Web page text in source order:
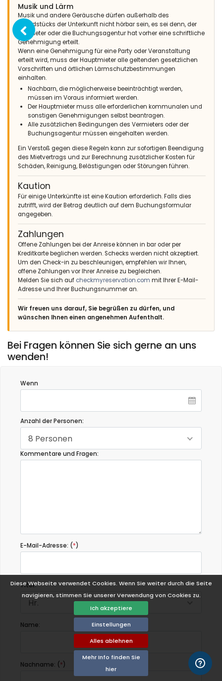
Diese Webseite verwendet Cookies. Wenn Sie weiter durch die Seite
navigieren, stimmen Sie unserer Verwendung von Cookies zu.
Ich akzeptiere
Einstellungen
Alles ablehnen
Mehr Info finden Sie
hier
Musik und Lärm
Musik und andere Geräusche dürfen außerhalb des
Grundstücks der Unterkunft nicht hörbar sein, es sei denn, der
Vermieter oder die Buchungsagentur hat vorher eine schriftliche
Genehmigung erteilt.
Wenn eine Genehmigung für eine Party oder Veranstaltung
erteilt wird, muss der Hauptmieter alle geltenden gesetzlichen
Vorschriften und örtlichen Lärmschutzbestimmungen
einhalten.
Nachbarn, die möglicherweise beeinträchtigt werden,
müssen im Voraus informiert werden.
Der Hauptmieter muss alle erforderlichen kommunalen und
sonstigen Genehmigungen selbst beantragen.
Alle zusätzlichen Bedingungen des Vermieters oder der
Buchungsagentur müssen eingehalten werden.
Ein Verstoß gegen diese Regeln kann zur sofortigen Beendigung
des Mietvertrags und zur Berechnung zusätzlicher Kosten für
Schäden, Reinigung, Belästigungen oder Störungen führen.
Kaution
Für einige Unterkünfte ist eine Kaution erforderlich. Falls dies
zutrifft, wird der Betrag deutlich auf dem Buchungsformular
angegeben.
Zahlungen
Offene Zahlungen bei der Anreise können in bar oder per
Kreditkarte beglichen werden. Schecks werden nicht akzeptiert.
Um den Check-in zu beschleunigen, empfehlen wir Ihnen,
offene Zahlungen vor Ihrer Anreise zu begleichen.
Melden Sie sich auf checkmyreservation.com mit Ihrer E-Mail-
Adresse und Ihrer Buchungsnummer an.
Wir freuen uns darauf, Sie begrüßen zu dürfen, und
wünschen Ihnen einen angenehmen Aufenthalt.
Bei Fragen können Sie sich gerne an uns
wenden!
Wenn
Anzahl der Personen:
8 Personen
Kommentare und Fragen:
E-Mail-Adresse: (*)
Titel:
Hr.
Name:
Nachname: (*)